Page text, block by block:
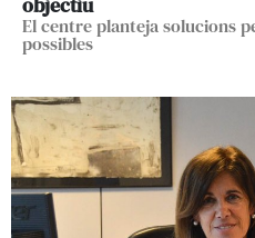
El centre planteja solucions
possibles